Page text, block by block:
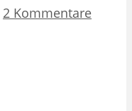
2 Kommentare